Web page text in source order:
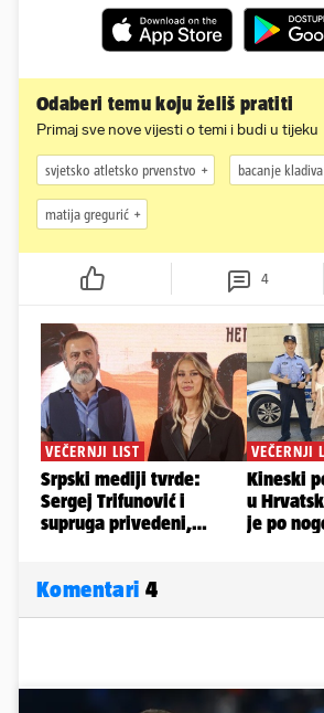
Odaberi temu koju želiš pratiti
Primaj sve nove vijesti o temi i budi u tijeku
svjetsko atletsko prvenstvo bacanje kladiva
matija gregurić
4
Komentari 4